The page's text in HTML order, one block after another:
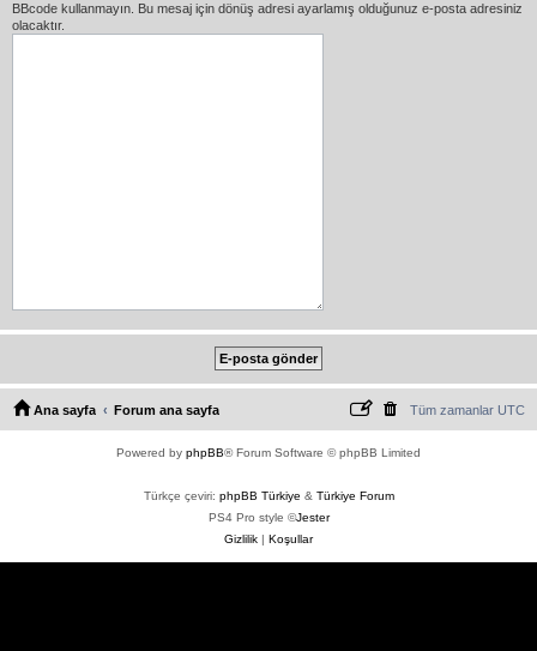
BBcode kullanmayın. Bu mesaj için dönüş adresi ayarlamış olduğunuz e-posta adresiniz
olacaktır.
Ana sayfa Forum ana sayfa Tüm zamanlar UTC
Powered by phpBB® Forum Software © phpBB Limited
Türkçe çeviri: phpBB Türkiye & Türkiye Forum
PS4 Pro style ©Jester
Gizlilik | Koşullar